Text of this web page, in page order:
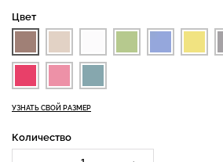
Цвет
УЗНАТЬ СВОЙ РАЗМЕР
Количество